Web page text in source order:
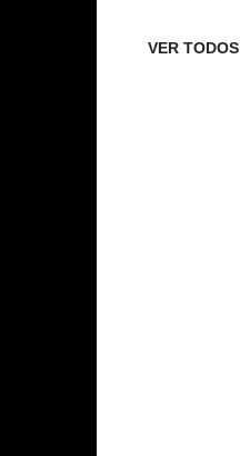
VER TODOS